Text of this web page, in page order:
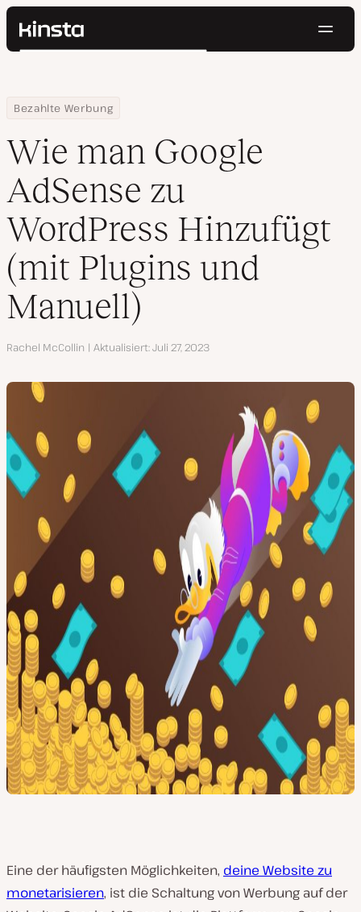
Kinsta®
Preise
Kontakt
Suchen
Home
Ressourcen Center
Bezahlte Werbung
Wie man Google AdSense zu WordPress Hinzufügt (mit Plugins
Wie man Google
AdSense zu
WordPress Hinzufügt
(mit Plugins und
Manuell)
Autor
Rachel McCollin Aktualisiert Juli 27, 2023
Eine der häufigsten Möglichkeiten, deine Website zu
monetarisieren, ist die Schaltung von Werbung auf der